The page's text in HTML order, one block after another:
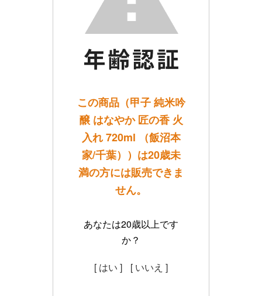
この商品（甲子 純米吟
醸 はなやか 匠の香 火
入れ 720ml （飯沼本
家/千葉））は20歳未
満の方には販売できま
せん。
あなたは20歳以上です
か？
[ はい ] [ いいえ ]